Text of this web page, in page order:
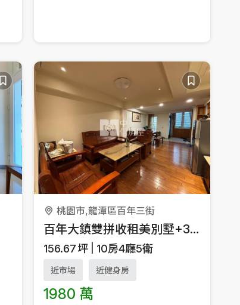
桃園市,龍潭區百年三街
百年大鎮雙拼收租美別墅+3車位
156.67坪 10房4廳5衛
近市場 近健身房
1980 萬